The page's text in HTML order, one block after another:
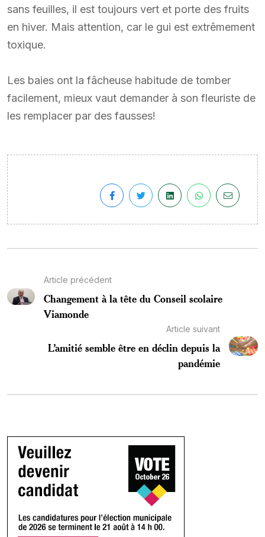
sans feuilles, il est toujours vert et porte des fruits
en hiver. Mais attention, car le gui est extrêmement
toxique.
Les baies ont la fâcheuse habitude de tomber
facilement, mieux vaut demander à son fleuriste de
les remplacer par des fausses!
Article précédent
Changement à la tête du Conseil scolaire
Viamonde
Article suivant
L’amitié semble être en déclin depuis la
pandémie